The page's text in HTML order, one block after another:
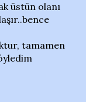
üstün olanı
tamamen